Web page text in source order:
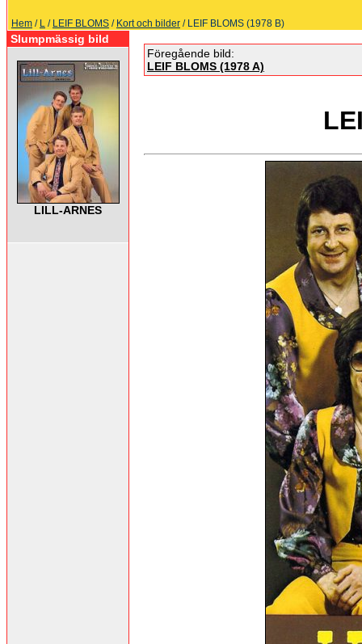
Hem / L / LEIF BLOMS / Kort och bilder / LEIF BLOMS (1978 B)
Slumpmässig bild
LILL-ARNES
Föregående bild:
LEIF BLOMS (1978 A)